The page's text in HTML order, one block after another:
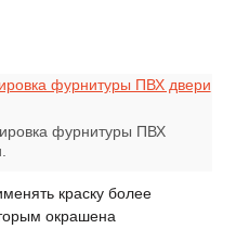
фурнитуры ПВХ
краску более
окрашена